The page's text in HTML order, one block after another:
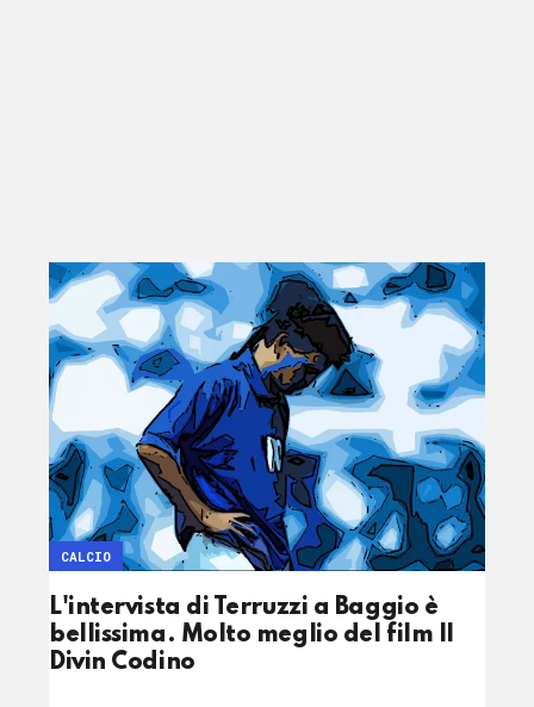
L'intervista di Terruzzi a Baggio è
bellissima. Molto meglio del film Il
Divin Codino
CALCIO